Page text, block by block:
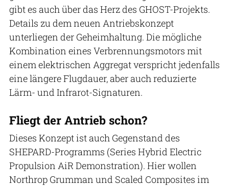
gibt es auch über das Herz des GHOST-Projekts.
Details zu dem neuen Antriebskonzept
unterliegen der Geheimhaltung. Die mögliche
Kombination eines Verbrennungsmotors mit
einem elektrischen Aggregat verspricht jedenfalls
eine längere Flugdauer, aber auch reduzierte
Lärm- und Infrarot-Signaturen.
Fliegt der Antrieb schon?
Dieses Konzept ist auch Gegenstand des
SHEPARD-Programms (Series Hybrid Electric
Propulsion AiR Demonstration). Hier wollen
Northrop Grumman und Scaled Composites im